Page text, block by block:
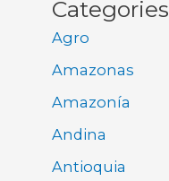
Categories
Agro
Amazonas
Amazonía
Andina
Antioquia